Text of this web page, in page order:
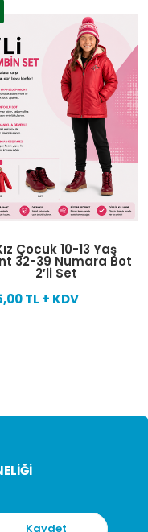
Çocuk 5-9 Yaş
26-35 Numara Bot
Atkı Bere Eldiven 3'lü
TL + KDV